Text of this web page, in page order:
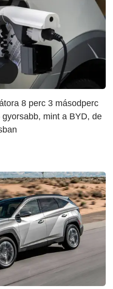
8 perc 3 másodperc
mint a BYD, de